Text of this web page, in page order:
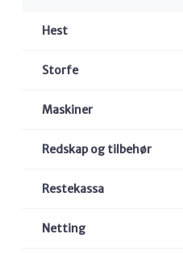
Hest
Storfe
Maskiner
Redskap og tilbehør
Restekassa
Netting